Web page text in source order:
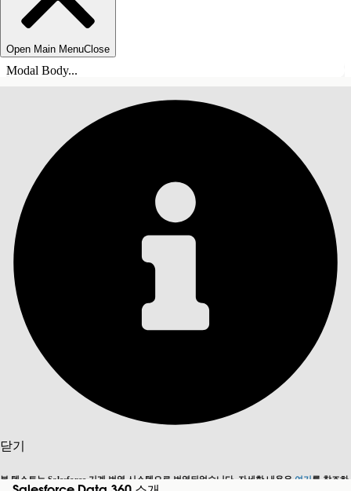
Open Main MenuClose
Modal Body...
닫기
본 텍스트는 Salesforce 기계 번역 시스템으로 번역되었습니다. 자세한 내용은 여기를 참조하